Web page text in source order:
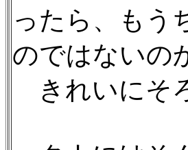
ったら、もう
のではないの
きれいにそ